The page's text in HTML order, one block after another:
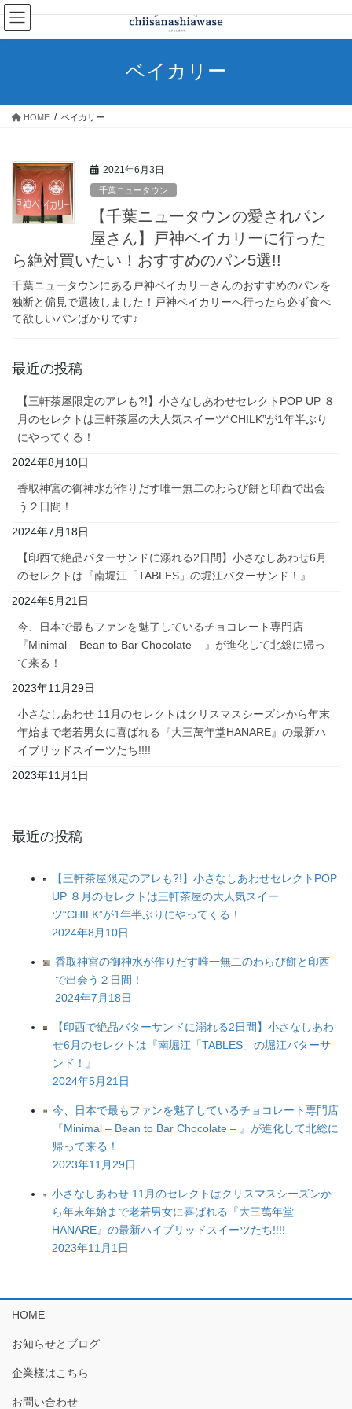
コ
ン
テ
ス
ナ
ビ
ゲ
ン
ベイカリー
HOME ベイカリー
2021年6月3日
千葉ニュータウン
【千葉ニュータウンの愛されパン
屋さん】戸神ベイカリーに行った
ら絶対買いたい！おすすめのパン5選!!
千葉ニュータウンにある戸神ベイカリーさんのおすすめのパンを
独断と偏見で選抜しました！戸神ベイカリーへ行ったら必ず食べ
て欲しいパンばかりです♪
最近の投稿
【三軒茶屋限定のアレも?!】小さなしあわせセレクトPOP UP ８
月のセレクトは三軒茶屋の大人気スイーツ“CHILK”が1年半ぶり
にやってくる！
2024年8月10日
香取神宮の御神水が作りだす唯一無二のわらび餅と印西で出会
う２日間！
2024年7月18日
【印西で絶品バターサンドに溺れる2日間】小さなしあわせ6月
のセレクトは『南堀江「TABLES」の堀江バターサンド！』
2024年5月21日
今、日本で最もファンを魅了しているチョコレート専門店
『Minimal – Bean to Bar Chocolate – 』が進化して北総に帰っ
て来る！
2023年11月29日
小さなしあわせ 11月のセレクトはクリスマスシーズンから年末
年始まで老若男女に喜ばれる『大三萬年堂HANARE』の最新ハ
イブリッドスイーツたち!!!!
2023年11月1日
最近の投稿
【三軒茶屋限定のアレも?!】小さなしあわせセレクトPOP
UP ８月のセレクトは三軒茶屋の大人気スイー
ツ“CHILK”が1年半ぶりにやってくる！
2024年8月10日
香取神宮の御神水が作りだす唯一無二のわらび餅と印西
で出会う２日間！
2024年7月18日
【印西で絶品バターサンドに溺れる2日間】小さなしあわ
せ6月のセレクトは『南堀江「TABLES」の堀江バターサ
ンド！』
2024年5月21日
今、日本で最もファンを魅了しているチョコレート専門店
『Minimal – Bean to Bar Chocolate – 』が進化して北総に
帰って来る！
2023年11月29日
小さなしあわせ 11月のセレクトはクリスマスシーズンか
ら年末年始まで老若男女に喜ばれる『大三萬年堂
HANARE』の最新ハイブリッドスイーツたち!!!!
2023年11月1日
HOME
お知らせとブログ
企業様はこちら
お問い合わせ